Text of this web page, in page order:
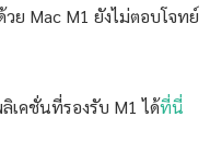
ย Mac M1 ยังไม่ตอบโจทย์
เคชั่นที่รองรับ M1 ได้ที่นี่